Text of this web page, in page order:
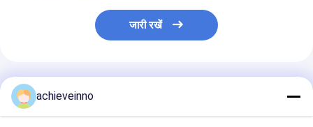
जारी रखें
अनुशंसित उत्पाद
achieveinno